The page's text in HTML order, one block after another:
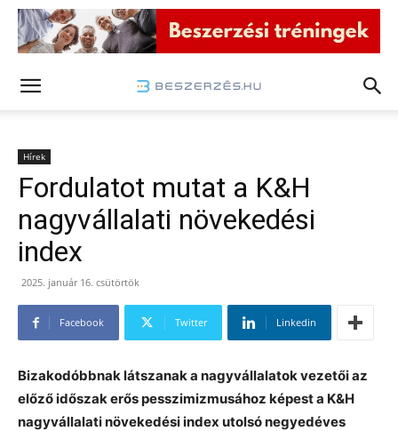
Hírek
Fordulatot mutat a K&H
nagyvállalati növekedési
index
2025. január 16. csütörtök
Facebook Twitter Linkedin
Bizakodóbbnak látszanak a nagyvállalatok vezetői az
előző időszak erős pesszimizmusához képest a K&H
nagyvállalati növekedési index utolsó negyedéves